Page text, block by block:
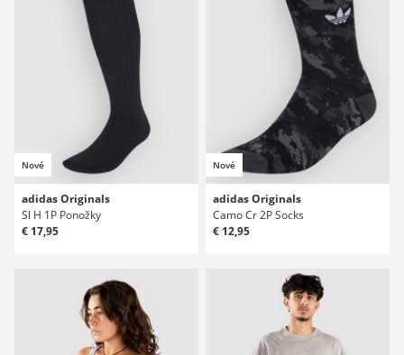
Nové
adidas Originals
Sl H 1P Ponožky
€ 17,95
Nové
adidas Originals
Camo Cr 2P Socks
€ 12,95